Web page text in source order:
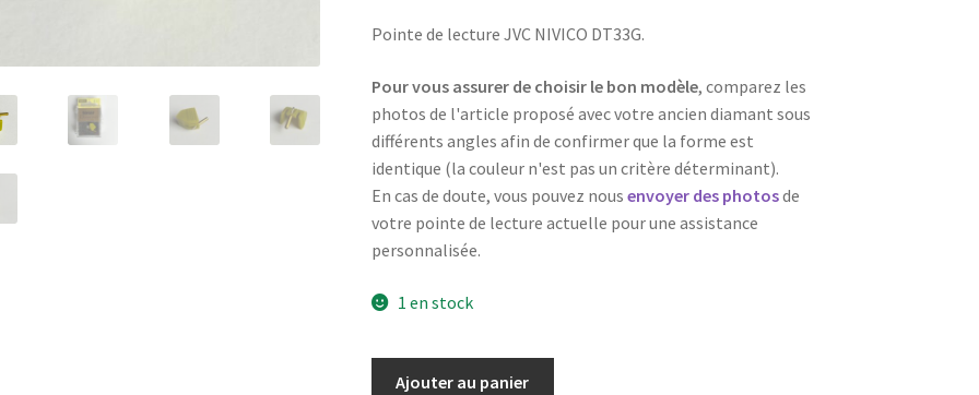
Pointe de lecture JVC NIVICO DT33G.
Pour vous assurer de choisir le bon modèle, comparez les
photos de l'article proposé avec votre ancien diamant sous
différents angles afin de confirmer que la forme est
identique (la couleur n'est pas un critère déterminant).
En cas de doute, vous pouvez nous envoyer des photosde
votre pointe de lecture actuelle pour une assistance
personnalisée.
1 en stock
Ajouter au panier